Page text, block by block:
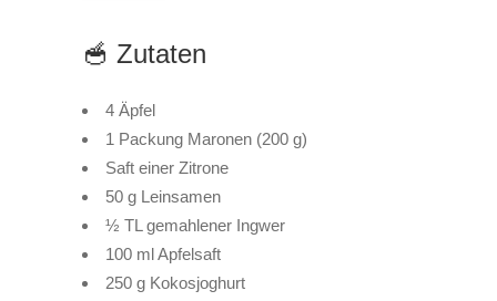
🥣 Zutaten
4 Äpfel
1 Packung Maronen (200 g)
Saft einer Zitrone
50 g Leinsamen
½ TL gemahlener Ingwer
100 ml Apfelsaft
250 g Kokosjoghurt